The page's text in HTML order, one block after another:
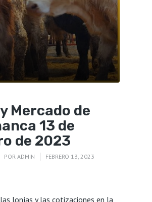
Mercado de
13 de
de 2023
POR ADMIN FEBRERO 13, 2023
lonjas y las cotizaciones en la